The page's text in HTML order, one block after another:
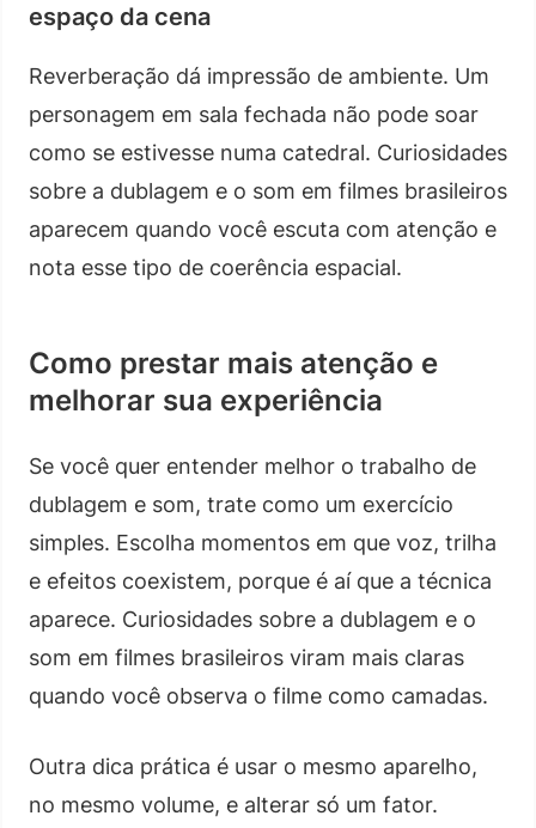
espaço da cena
Reverberação dá impressão de ambiente. Um
personagem em sala fechada não pode soar
como se estivesse numa catedral. Curiosidades
sobre a dublagem e o som em filmes brasileiros
aparecem quando você escuta com atenção e
nota esse tipo de coerência espacial.
Como prestar mais atenção e
melhorar sua experiência
Se você quer entender melhor o trabalho de
dublagem e som, trate como um exercício
simples. Escolha momentos em que voz, trilha
e efeitos coexistem, porque é aí que a técnica
aparece. Curiosidades sobre a dublagem e o
som em filmes brasileiros viram mais claras
quando você observa o filme como camadas.
Outra dica prática é usar o mesmo aparelho,
no mesmo volume, e alterar só um fator.